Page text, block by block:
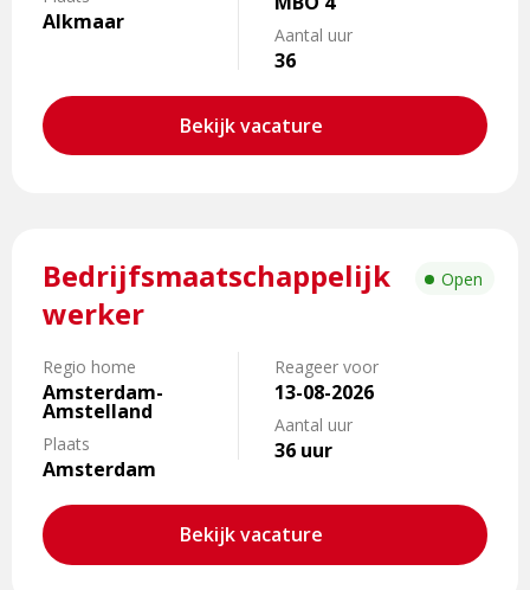
Alkmaar Aantal uur
36
Bekijk vacature
Bedrijfsmaatschappelijk
werker
Regio home
Amsterdam-
Amstelland
Plaats
Amsterdam
Reageer voor
13-08-2026
Aantal uur
36 uur
Bekijk vacature
Open
meer
Bedrijfsmaatschappelijk
werker